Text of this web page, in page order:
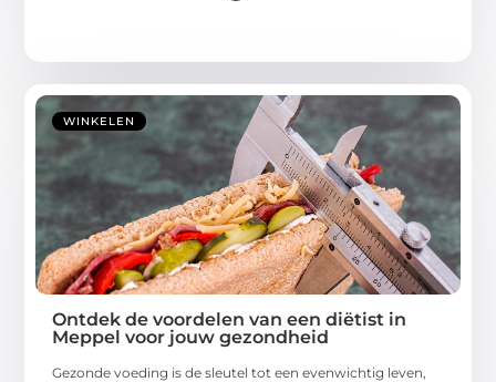
WINKELEN
Ontdek de voordelen van een diëtist in
Meppel voor jouw gezondheid
Gezonde voeding is de sleutel tot een evenwichtig leven,